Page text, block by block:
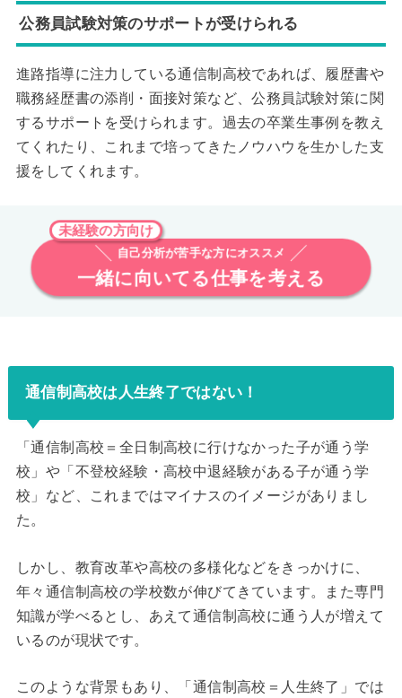
公務員試験対策のサポートが受けられる
進路指導に注力している通信制高校であれば、履歴書や
職務経歴書の添削・面接対策など、公務員試験対策に関
するサポートを受けられます。過去の卒業生事例を教え
てくれたり、これまで培ってきたノウハウを生かした支
援をしてくれます。
未経験の方向け
自己分析が苦手な方にオススメ
一緒に向いてる仕事を考える
通信制高校は人生終了ではない！
「通信制高校＝全日制高校に行けなかった子が通う学
校」や「不登校経験・高校中退経験がある子が通う学
校」など、これまではマイナスのイメージがありまし
た。
しかし、教育改革や高校の多様化などをきっかけに、
年々通信制高校の学校数が伸びてきています。また専門
知識が学べるとし、あえて通信制高校に通う人が増えて
いるのが現状です。
このような背景もあり、「通信制高校＝人生終了」では